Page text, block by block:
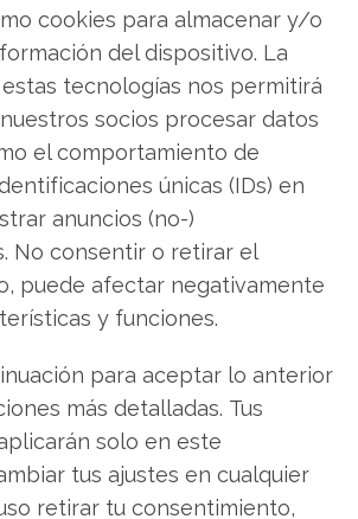
cookies para almacenar y/o
del dispositivo. La
tecnologías nos permitirá
socios procesar datos
el comportamiento de
únicas (IDs) en
anuncios (no-)
No consentir o retirar el
puede afectar negativamente
y funciones.
para aceptar lo anterior
más detalladas. Tus
solo en este
tus ajustes en cualquier
retirar tu consentimiento,
Facebook
LinkedIn
Copiar enlace
SOBRE EL AUTOR
Fernández Silva
enfocada en innovación digital,
y aplicaciones móviles.